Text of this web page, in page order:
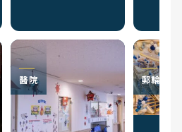
醫院 郵輪